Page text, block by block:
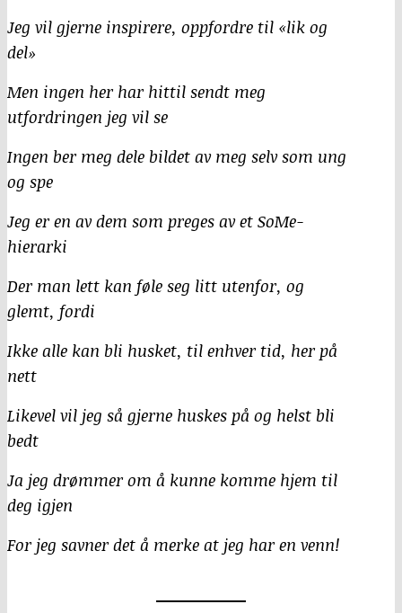
Jeg vil gjerne inspirere, oppfordre til «lik og
del»
Men ingen her har hittil sendt meg
utfordringen jeg vil se
Ingen ber meg dele bildet av meg selv som ung
og spe
Jeg er en av dem som preges av et SoMe-
hierarki
Der man lett kan føle seg litt utenfor, og
glemt, fordi
Ikke alle kan bli husket, til enhver tid, her på
nett
Likevel vil jeg så gjerne huskes på og helst bli
bedt
Ja jeg drømmer om å kunne komme hjem til
deg igjen
For jeg savner det å merke at jeg har en venn!